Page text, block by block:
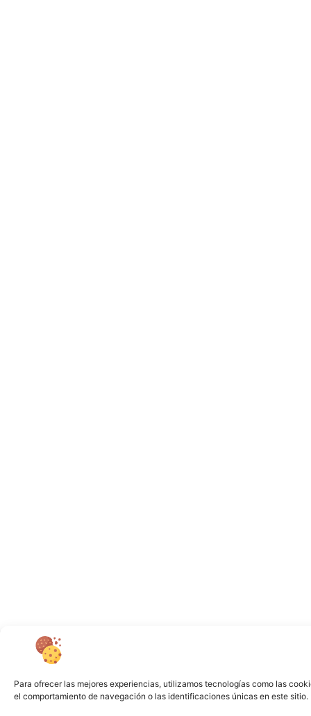
Para ofrecer las mejores experiencias, utilizamos tecnologías como las
el comportamiento de navegación o las identificaciones únicas en este